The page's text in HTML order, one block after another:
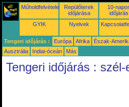
Műholdfelvételek
Repülőterek
időjárása
10-
időjárás
GYIK Nyelvek
Tengeri időjárás : Európa Afrika Észak-
Ausztrália
Indiai-óceán Más
Tengeri időjárás : szél-